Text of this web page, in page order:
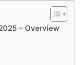
– Overview